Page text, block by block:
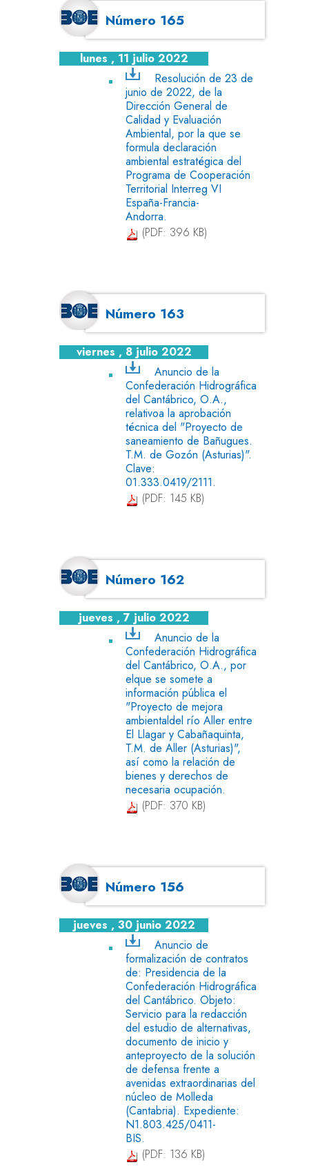
Número 165
lunes , 11 julio 2022
Resolución de 23 de
junio de 2022, de la
Dirección General de
Calidad y Evaluación
Ambiental, por la que se
formula declaración
ambiental estratégica del
Programa de Cooperación
Territorial Interreg VI
España-Francia-
Andorra.
(PDF: 396 KB)
Número 163
viernes , 8 julio 2022
Anuncio de la
Confederación Hidrográfica
del Cantábrico, O.A.,
relativoa la aprobación
técnica del "Proyecto de
saneamiento de Bañugues.
T.M. de Gozón (Asturias)".
Clave:
01.333.0419/2111.
(PDF: 145 KB)
Número 162
jueves , 7 julio 2022
Anuncio de la
Confederación Hidrográfica
del Cantábrico, O.A., por
elque se somete a
información pública el
"Proyecto de mejora
ambientaldel río Aller entre
El Llagar y Cabañaquinta,
T.M. de Aller (Asturias)",
así como la relación de
bienes y derechos de
necesaria ocupación.
(PDF: 370 KB)
Número 156
jueves , 30 junio 2022
Anuncio de
formalización de contratos
de: Presidencia de la
Confederación Hidrográfica
del Cantábrico. Objeto:
Servicio para la redacción
del estudio de alternativas,
documento de inicio y
anteproyecto de la solución
de defensa frente a
avenidas extraordinarias del
núcleo de Molleda
(Cantabria). Expediente:
N1.803.425/0411-
BIS.
(PDF: 136 KB)